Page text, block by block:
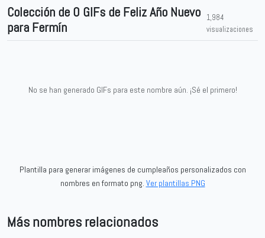
Colección de 0 GIFs de Feliz Año Nuevo
para Fermín
1,984
visualizaciones
No se han generado GIFs para este nombre aún. ¡Sé el primero!
Plantilla para generar imágenes de cumpleaños personalizados con
nombres en formato png. Ver plantillas PNG
Más nombres relacionados